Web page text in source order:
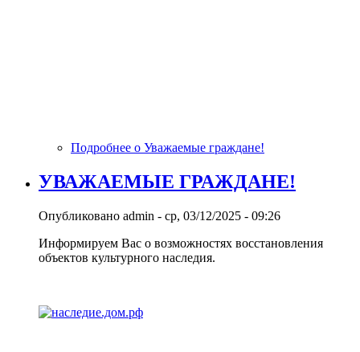
Подробнее о Уважаемые граждане!
УВАЖАЕМЫЕ ГРАЖДАНЕ!
Опубликовано admin - ср, 03/12/2025 - 09:26
Информируем Вас о возможностях восстановления
объектов культурного наследия.